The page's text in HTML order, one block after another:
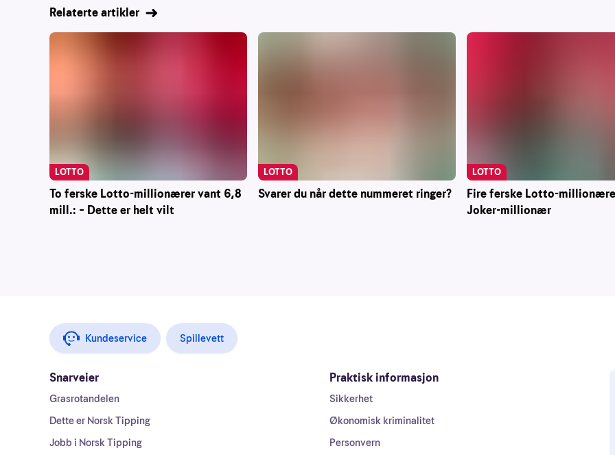
Relaterte artikler
To ferske Lotto-millionærer vant 6,8
mill.: – Dette er helt vilt
LOTTO
Svarer du når dette nummeret ringer?
LOTTO
Fire ferske Lotto-
Joker-millionær
LOTTO
Kundeservice Spillevett
Snarveier
Grasrotandelen
Dette er Norsk Tipping
Jobb i Norsk Tipping
Praktisk informasjon
Sikkerhet
Økonomisk kriminalitet
Personvern